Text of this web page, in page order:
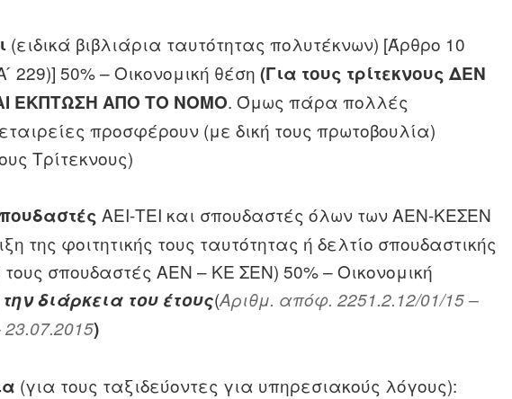
(ειδικά βιβλιάρια ταυτότητας πολυτέκνων) [Άρθρο 10
229)] 50% – Οικονομική θέση(Για τους τρίτεκνους ΔΕΝ
ΕΚΠΤΩΣΗ ΑΠΟ ΤΟ ΝΟΜΟ. Όμως πάρα πολλές
προσφέρουν (με δική τους πρωτοβουλία)
Τρίτεκνους)
ΑΕΙ-ΤΕΙ και σπουδαστές όλων των ΑΕΝ-ΚΕΣΕΝ
της φοιτητικής τους ταυτότητας ή δελτίο σπουδαστικής
τους σπουδαστές ΑΕΝ – ΚΕ ΣΕΝ) 50% – Οικονομική
διάρκεια του έτους(Αριθμ. απόφ. 2251.2.12/01/15 –
)
(για τους ταξιδεύοντες για υπηρεσιακούς λόγους):